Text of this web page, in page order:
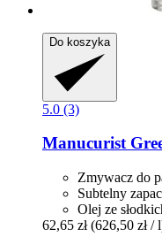
Do koszyka
5.0 (3)
Manucurist
Zmywacz do
Subtelny
Olej ze
62,65 zł (626,50 zł /